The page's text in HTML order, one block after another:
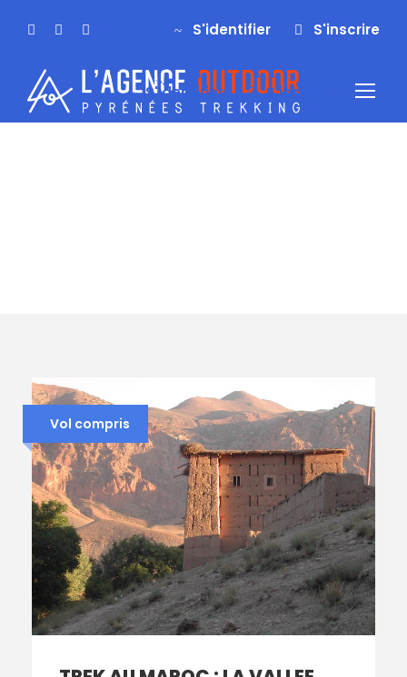
S'identifier S'inscrire
S'identifier S'inscrire
Vol compris